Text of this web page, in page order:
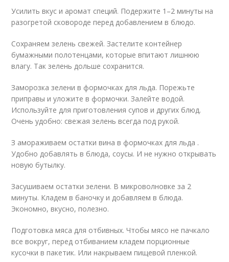
Усилить вкус и аромат специй. Подержите 1–2 минуты на
разогретой сковороде перед добавлением в блюдо.
Сохраняем зелень свежей. Застелите контейнер
бумажными полотенцами, которые впитают лишнюю
влагу. Так зелень дольше сохранится.
Заморозка зелени в формочках для льда. Порежьте
приправы и уложите в формочки. Залейте водой.
Используйте для приготовления супов и других блюд.
Очень удобно: свежая зелень всегда под рукой.
З амораживаем остатки вина в формочках для льда .
Удобно добавлять в блюда, соусы. И не нужно открывать
новую бутылку.
Засушиваем остатки зелени. В микроволновке за 2
минуты. Кладем в баночку и добавляем в блюда.
Экономно, вкусно, полезно.
Подготовка мяса для отбивных. Чтобы мясо не пачкало
все вокруг, перед отбиванием кладем порционные
кусочки в пакетик. Или накрываем пищевой пленкой.